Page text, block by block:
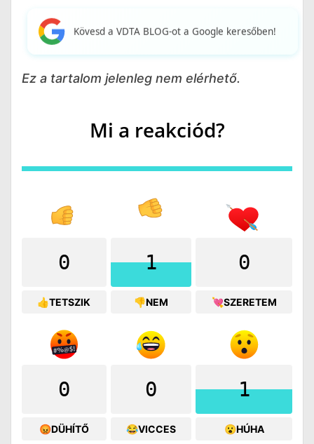
Kövesd a VDTA BLOG-ot a Google keresőben!
Ez a tartalom jelenleg nem elérhető.
Mi a reakciód?
0
👍TETSZIK
1
👎NEM
0
💘SZERETEM
0
😡DÜHÍTŐ
0
😂VICCES
1
😮HÚHA